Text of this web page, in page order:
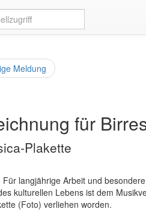
Meldung
für
Plakette
Für langjährige Arbeit und
kulturellen Lebens ist dem
(Foto) verliehen worden.